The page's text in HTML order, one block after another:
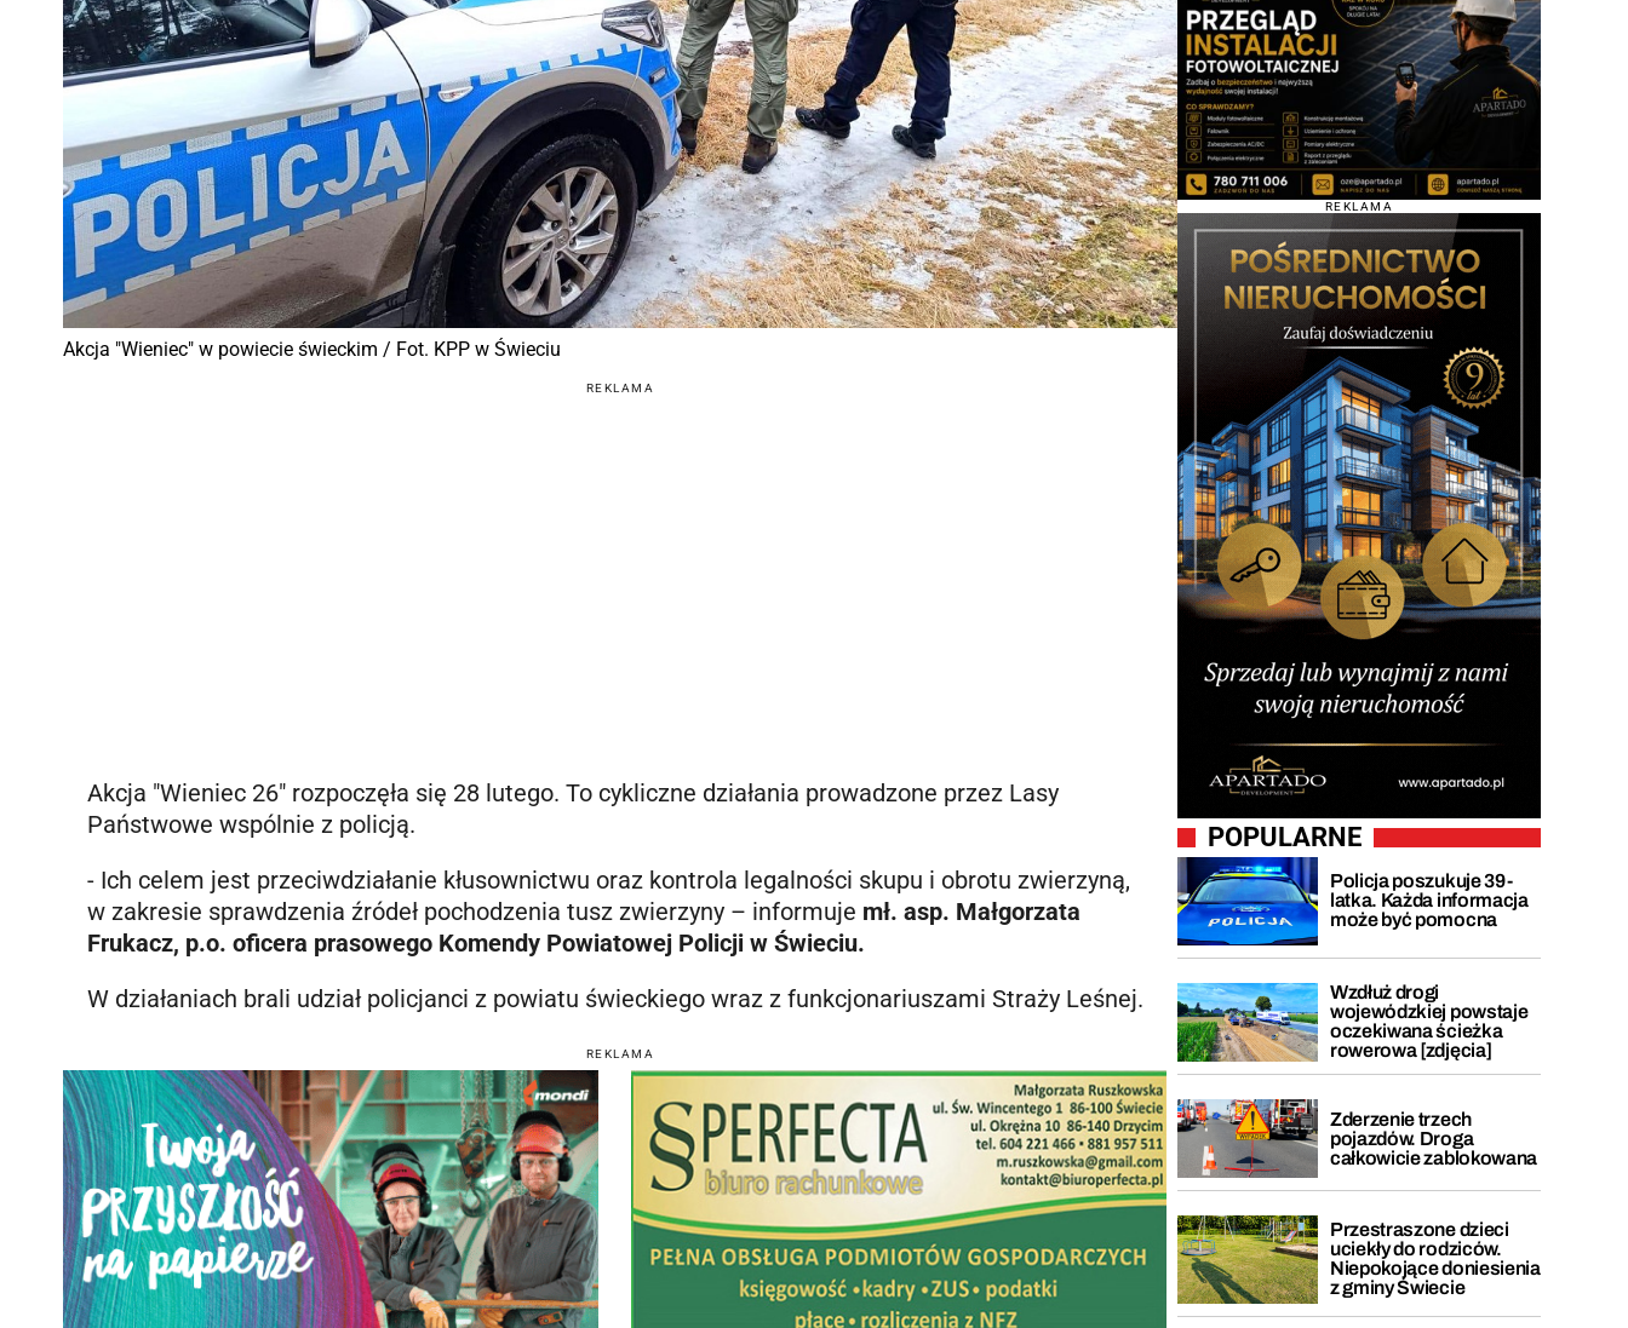
Akcja "Wieniec" w powiecie świeckim / Fot. KPP w Świeciu
REKLAMA
Akcja "Wieniec 26" rozpoczęła się 28 lutego. To cykliczne działania prowadzone przez Lasy
Państwowe wspólnie z policją.
- Ich celem jest przeciwdziałanie kłusownictwu oraz kontrola legalności skupu i obrotu zwierzyną,
w zakresie sprawdzenia źródeł pochodzenia tusz zwierzyny – informuje mł. asp. Małgorzata
Frukacz, p.o. oficera prasowego Komendy Powiatowej Policji w Świeciu.
W działaniach brali udział policjanci z powiatu świeckiego wraz z funkcjonariuszami Straży Leśnej.
REKLAMA
REKLAMA
POPULARNE
Policja poszukuje 39-
latka. Każda informacja
może być pomocna
Wzdłuż drogi
wojewódzkiej powstaje
oczekiwana ścieżka
rowerowa [zdjęcia]
Zderzenie trzech
pojazdów. Droga
całkowicie zablokowana
Przestraszone dzieci
uciekły do rodziców.
Niepokojące doniesienia
z gminy Świecie